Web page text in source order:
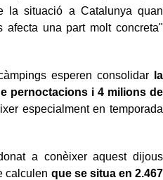
la situació a Catalunya quan
afecta una part molt concreta"
esperen consolidar
la
pernoctacions i 4 milions de
especialment en temporada
a conèixer aquest dijous
calculen que se situa en 2.467